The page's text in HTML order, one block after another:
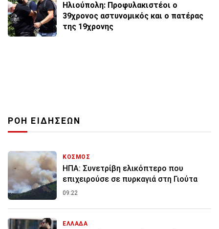
Ηλιούπολη: Προφυλακιστέοι ο
39χρονος αστυνομικός και ο πατέρας
της 19χρονης
ΡΟΗ ΕΙΔΗΣΕΩΝ
ΚΟΣΜΟΣ
ΗΠΑ: Συνετρίβη ελικόπτερο που
επιχειρούσε σε πυρκαγιά στη Γιούτα
09:22
ΕΛΛΑΔΑ